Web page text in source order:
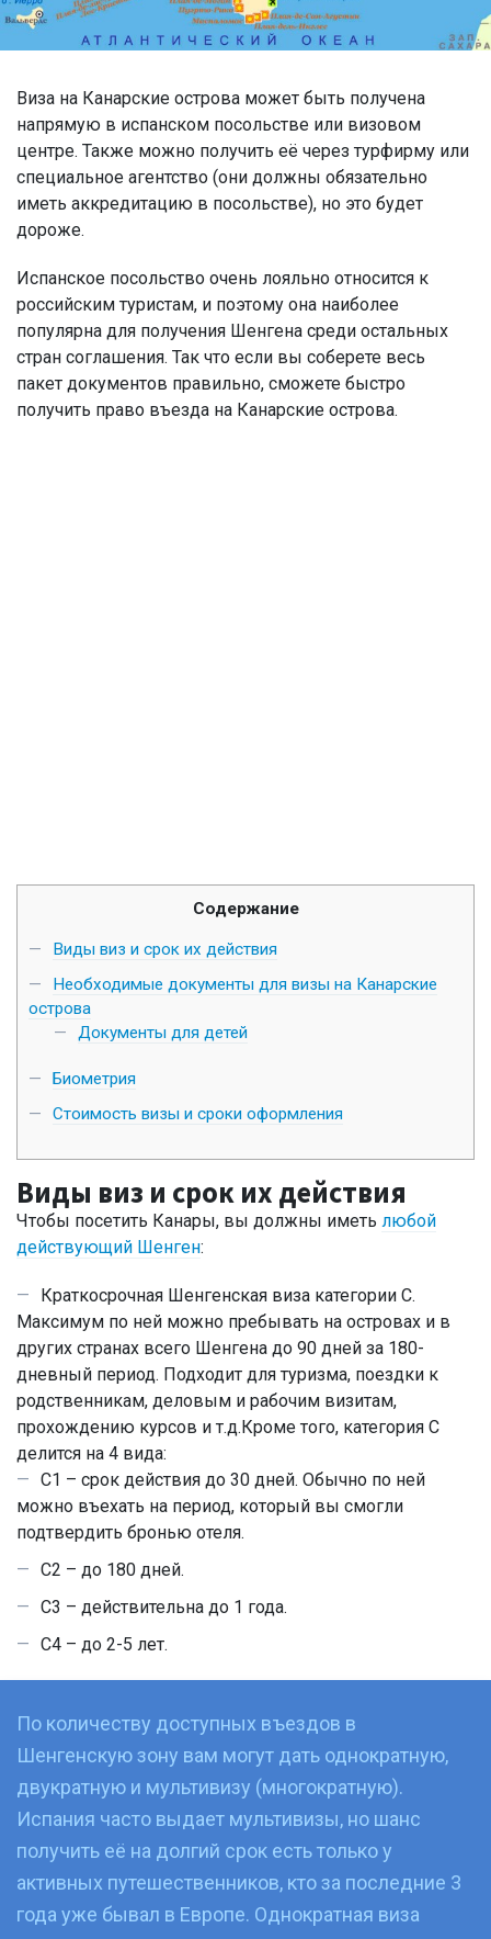
Виза на Канарские острова может быть получена
напрямую в испанском посольстве или визовом
центре. Также можно получить её через турфирму или
специальное агентство (они должны обязательно
иметь аккредитацию в посольстве), но это будет
дороже.
Испанское посольство очень лояльно относится к
российским туристам, и поэтому она наиболее
популярна для получения Шенгена среди остальных
стран соглашения. Так что если вы соберете весь
пакет документов правильно, сможете быстро
получить право въезда на Канарские острова.
Содержание
Виды виз и срок их действия
Необходимые документы для визы на Канарские
острова
Документы для детей
Биометрия
Стоимость визы и сроки оформления
Виды виз и срок их действия
Чтобы посетить Канары, вы должны иметь любой
действующий Шенген:
Краткосрочная Шенгенская виза категории C.
Максимум по ней можно пребывать на островах и в
других странах всего Шенгена до 90 дней за 180-
дневный период. Подходит для туризма, поездки к
родственникам, деловым и рабочим визитам,
прохождению курсов и т.д.Кроме того, категория C
делится на 4 вида:
C1 – срок действия до 30 дней. Обычно по ней
можно въехать на период, который вы смогли
подтвердить бронью отеля.
C2 – до 180 дней.
C3 – действительна до 1 года.
C4 – до 2-5 лет.
По количеству доступных въездов в
Шенгенскую зону вам могут дать однократную,
двукратную и мультивизу (многократную).
Испания часто выдает мультивизы, но шанс
получить её на долгий срок есть только у
активных путешественников, кто за последние 3
года уже бывал в Европе. Однократная виза